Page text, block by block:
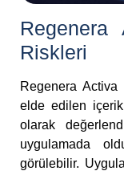
Riskleri
Regenera
elde edilen
olarak
uygulamada
görülebilir.